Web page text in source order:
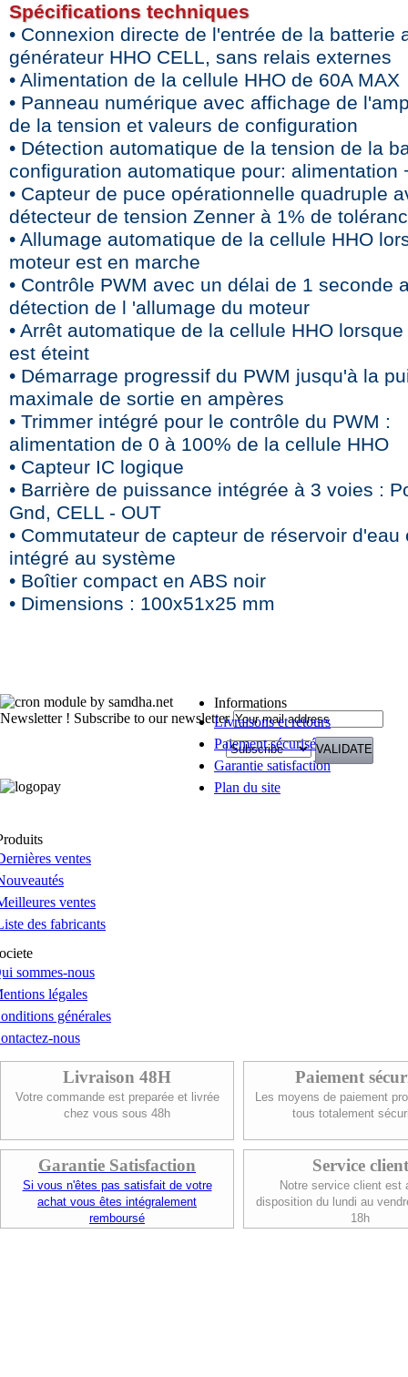
Spécifications techniques
• Connexion directe de l'entrée de la batterie
générateur HHO CELL, sans relais externes
• Alimentation de la cellule HHO de 60A MAX
• Panneau numérique avec affichage de
de la tension et valeurs de configuration
• Détection automatique de la tension de la
configuration automatique pour: alimentation
• Capteur de puce opérationnelle quadruple
détecteur de tension Zenner à 1% de
• Allumage automatique de la cellule HHO
moteur est en marche
• Contrôle PWM avec un délai de 1 seconde
détection de l 'allumage du moteur
• Arrêt automatique de la cellule HHO
est éteint
• Démarrage progressif du PWM jusqu'à la
maximale de sortie en ampères
• Trimmer intégré pour le contrôle du PWM :
alimentation de 0 à 100% de la cellule HHO
• Capteur IC logique
• Barrière de puissance intégrée à 3 voies :
Gnd, CELL - OUT
• Commutateur de capteur de réservoir d'eau
intégré au système
• Boîtier compact en ABS noir
• Dimensions : 100x51x25 mm
Newsletter ! Subscribe to our newsletter
Informations
Livraisons et retours
Paiement sécurisé
Garantie satisfaction
Plan du site
ventes
ventes
des fabricants
sommes-nous
légales
générales
nous
Livraison 48H
Votre commande est preparée et livrée
chez vous sous 48h
Paiement
Les moyens de paiement
tous totalement
Garantie Satisfaction
Si vous n'êtes pas satisfait de votre
achat vous êtes intégralement
remboursé
Service client
Notre service client est
disposition du lundi au
18h